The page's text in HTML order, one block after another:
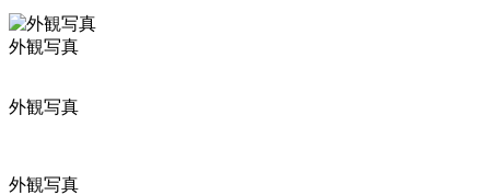
外観写真
外観写真
外観写真